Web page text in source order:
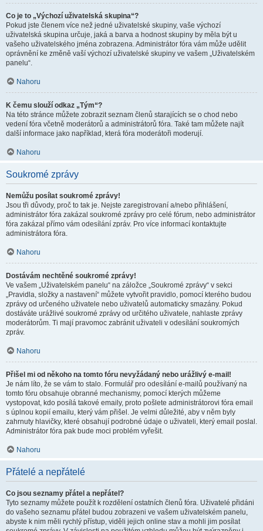
Co je to „Výchozí uživatelská skupina“?
Pokud jste členem více než jedné uživatelské skupiny, vaše výchozí
uživatelská skupina určuje, jaká a barva a hodnost skupiny by měla být u
vašeho uživatelského jména zobrazena. Administrátor fóra vám může udělit
oprávnění ke změně vaší výchozí uživatelské skupiny ve vašem „Uživatelském
panelu“.
Nahoru
K čemu slouží odkaz „Tým“?
Na této stránce můžete zobrazit seznam členů starajících se o chod nebo
vedení fóra včetně moderátorů a administrátorů fóra. Také tam můžete najít
další informace jako například, která fóra moderátoři moderují.
Nahoru
Soukromé zprávy
Nemůžu posílat soukromé zprávy!
Jsou tři důvody, proč to tak je. Nejste zaregistrovaní a/nebo přihlášení,
administrátor fóra zakázal soukromé zprávy pro celé fórum, nebo administrátor
fóra zakázal přímo vám odesílání zpráv. Pro více informací kontaktujte
administrátora fóra.
Nahoru
Dostávám nechtěné soukromé zprávy!
Ve vašem „Uživatelském panelu“ na záložce „Soukromé zprávy“ v sekci
„Pravidla, složky a nastavení“ můžete vytvořit pravidlo, pomocí kterého budou
zprávy od určeného uživatele nebo uživatelů automaticky smazány. Pokud
dostáváte urážlivé soukromé zprávy od určitého uživatele, nahlaste zprávy
moderátorům. Ti mají pravomoc zabránit uživateli v odesílání soukromých
zpráv.
Nahoru
Přišel mi od někoho na tomto fóru nevyžádaný nebo urážlivý e-mail!
Je nám líto, že se vám to stalo. Formulář pro odesílání e-mailů používaný na
tomto fóru obsahuje obranné mechanismy, pomocí kterých můžeme
vystopovat, kdo posílá takové emaily, proto pošlete administrátorovi fóra email
s úplnou kopií emailu, který vám přišel. Je velmi důležité, aby v něm byly
zahrnuty hlavičky, které obsahují podrobné údaje o uživateli, který email poslal.
Administrátor fóra pak bude moci problém vyřešit.
Nahoru
Přátelé a nepřátelé
Co jsou seznamy přátel a nepřátel?
Tyto seznamy můžete použít k rozdělení ostatních členů fóra. Uživatelé přidáni
do vašeho seznamu přátel budou zobrazeni ve vašem uživatelském panelu,
abyste k nim měli rychlý přístup, viděli jejich online stav a mohli jim posílat